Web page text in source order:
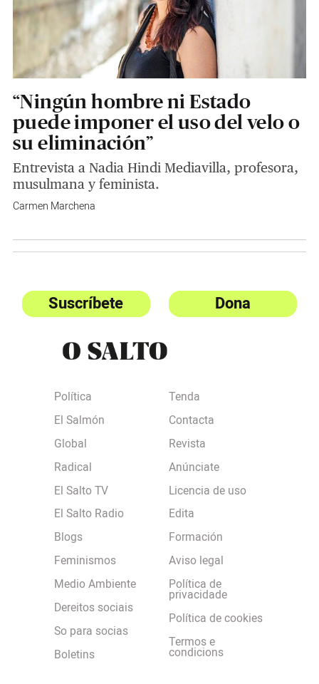
“Ningún hombre ni Estado
puede imponer el uso del velo o
su eliminación”
Entrevista a Nadia Hindi Mediavilla, profesora,
musulmana y feminista.
Carmen Marchena
Suscríbete Dona
Política
El Salmón
Global
Radical
El Salto TV
El Salto Radio
Blogs
Feminismos
Medio Ambiente
Dereitos sociais
So para socias
Boletins
Tenda
Contacta
Revista
Anúnciate
Licencia de uso
Edita
Formación
Aviso legal
Política de
privacidade
Política de cookies
Termos e
condicions